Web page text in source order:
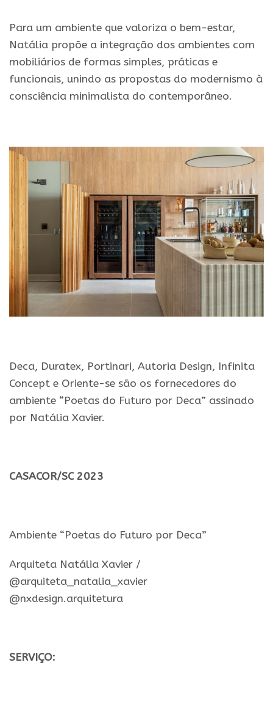
Para um ambiente que valoriza o bem-estar,
Natália propõe a integração dos ambientes com
mobiliários de formas simples, práticas e
funcionais, unindo as propostas do modernismo à
consciência minimalista do contemporâneo.
Deca, Duratex, Portinari, Autoria Design, Infinita
Concept e Oriente-se são os fornecedores do
ambiente “Poetas do Futuro por Deca” assinado
por Natália Xavier.
CASACOR/SC 2023
Ambiente “Poetas do Futuro por Deca”
Arquiteta Natália Xavier /
@arquiteta_natalia_xavier
@nxdesign.arquitetura
SERVIÇO: